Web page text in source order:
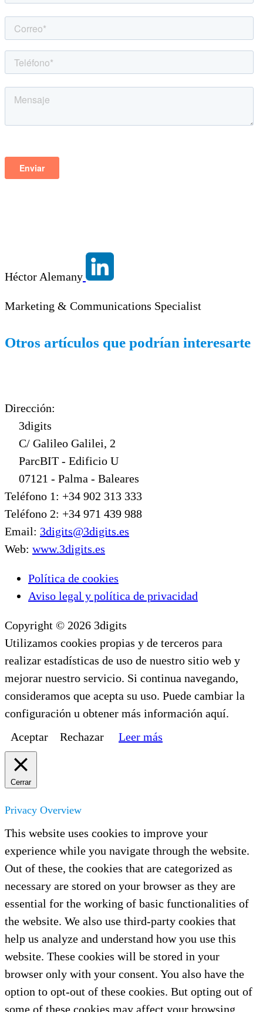
Héctor Alemany
Marketing & Communications Specialist
Otros artículos que podrían interesarte
Dirección:
3digits
C/ Galileo Galilei, 2
ParcBIT - Edificio U
07121 - Palma - Baleares
Teléfono 1: +34 902 313 333
Teléfono 2: +34 971 439 988
Email: 3digits@3digits.es
Web: www.3digits.es
Política de cookies
Aviso legal y política de privacidad
Copyright © 2026 3digits
Utilizamos cookies propias y de terceros para
realizar estadísticas de uso de nuestro sitio web y
mejorar nuestro servicio. Si continua navegando,
consideramos que acepta su uso. Puede cambiar la
configuración u obtener más información aquí.
Aceptar
Rechazar Leer más
Cerrar
Privacy Overview
This website uses cookies to improve your
experience while you navigate through the website.
Out of these, the cookies that are categorized as
necessary are stored on your browser as they are
essential for the working of basic functionalities of
the website. We also use third-party cookies that
help us analyze and understand how you use this
website. These cookies will be stored in your
browser only with your consent. You also have the
option to opt-out of these cookies. But opting out of
some of these cookies may affect your browsing